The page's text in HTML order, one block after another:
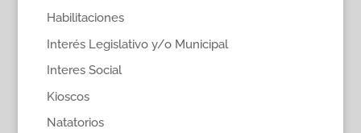
Habilitaciones
Interés Legislativo y/o Municipal
Interes Social
Kioscos
Natatorios